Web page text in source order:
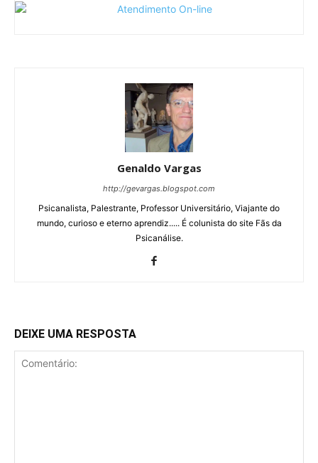
Genaldo Vargas
http://gevargas.blogspot.com
Psicanalista, Palestrante, Professor Universitário, Viajante do
mundo, curioso e eterno aprendiz..... É colunista do site Fãs da
Psicanálise.
DEIXE UMA RESPOSTA